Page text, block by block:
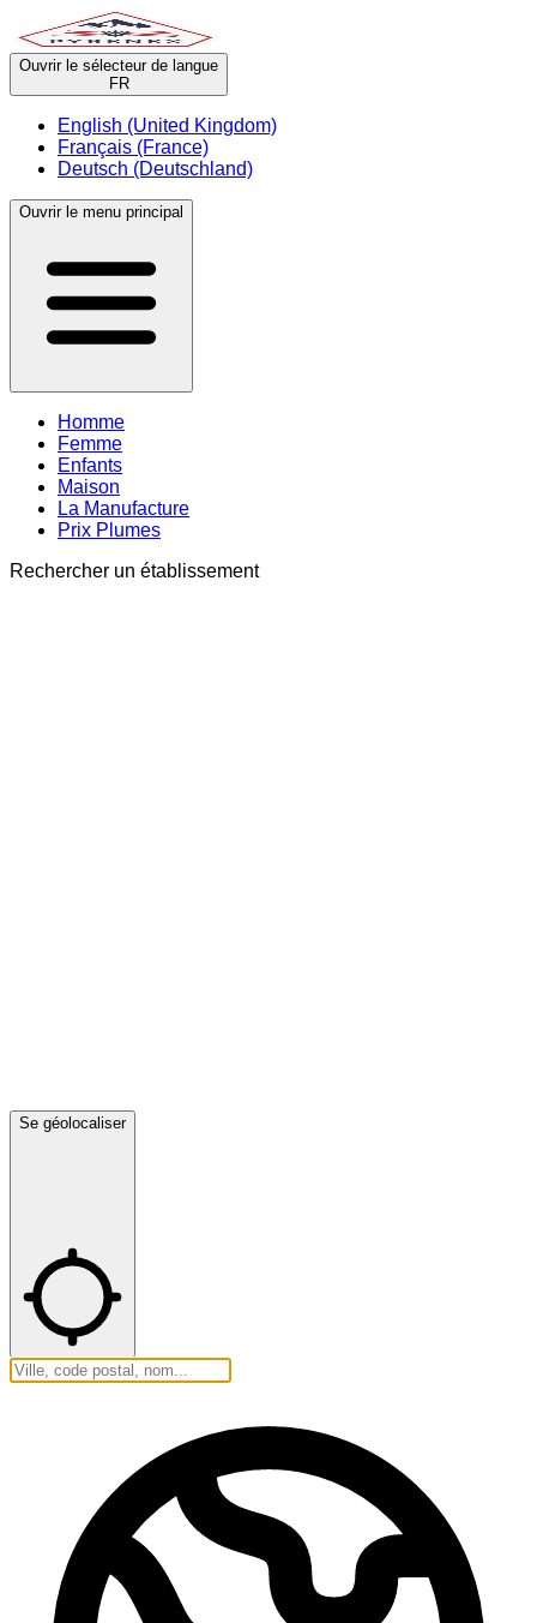
Ouvrir le sélecteur de langue
FR
English (United Kingdom)
Français (France)
Deutsch (Deutschland)
Ouvrir le menu principal
Homme
Femme
Enfants
Maison
La Manufacture
Prix Plumes
Rechercher un établissement
Se géolocaliser